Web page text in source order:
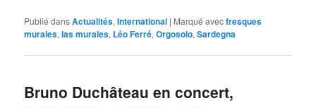
Publié dansActualités,International | Marqué avecfresques
murales,las murales, Léo Ferré,Orgosolo,Sardegna
Bruno Duchâteau en concert,